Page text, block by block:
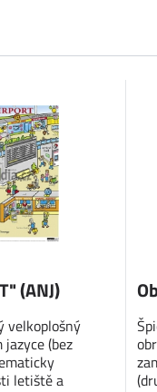
(ANJ)
velkoplošný
(bez
letiště a